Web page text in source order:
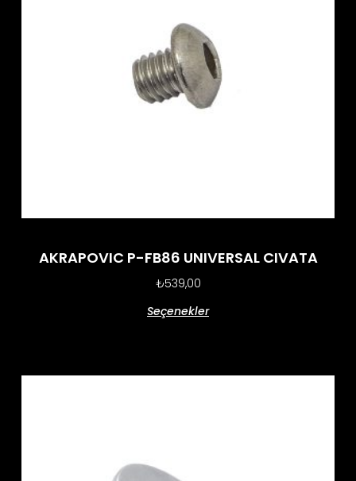
AKRAPOVIC P-FB86 UNIVERSAL CIVATA
₺539,00
Seçenekler